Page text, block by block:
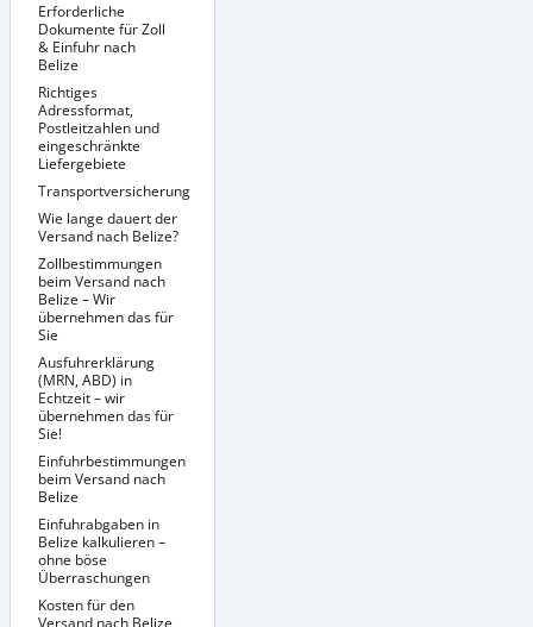
Erforderliche
Dokumente für Zoll
& Einfuhr nach
Belize
Richtiges
Adressformat,
Postleitzahlen und
eingeschränkte
Liefergebiete
Richtige Verpackung
Sendungsverfolgung
/ Tracking &
Transportversicherung
Wie lange dauert der
Versand nach Belize?
Zollbestimmungen
beim Versand nach
Belize – Wir
übernehmen das für
Sie
Ausfuhrerklärung
(MRN, ABD) in
Echtzeit – wir
übernehmen das für
Sie!
Einfuhrbestimmungen
beim Versand nach
Belize
Besondere
Versandbedingungen
für bestimmte
Produkte nach
Einfuhrabgaben in
Belize kalkulieren –
ohne böse
Überraschungen
Kosten für den